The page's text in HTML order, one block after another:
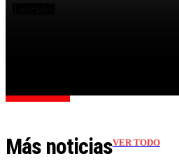
Más noticiasVER TODO